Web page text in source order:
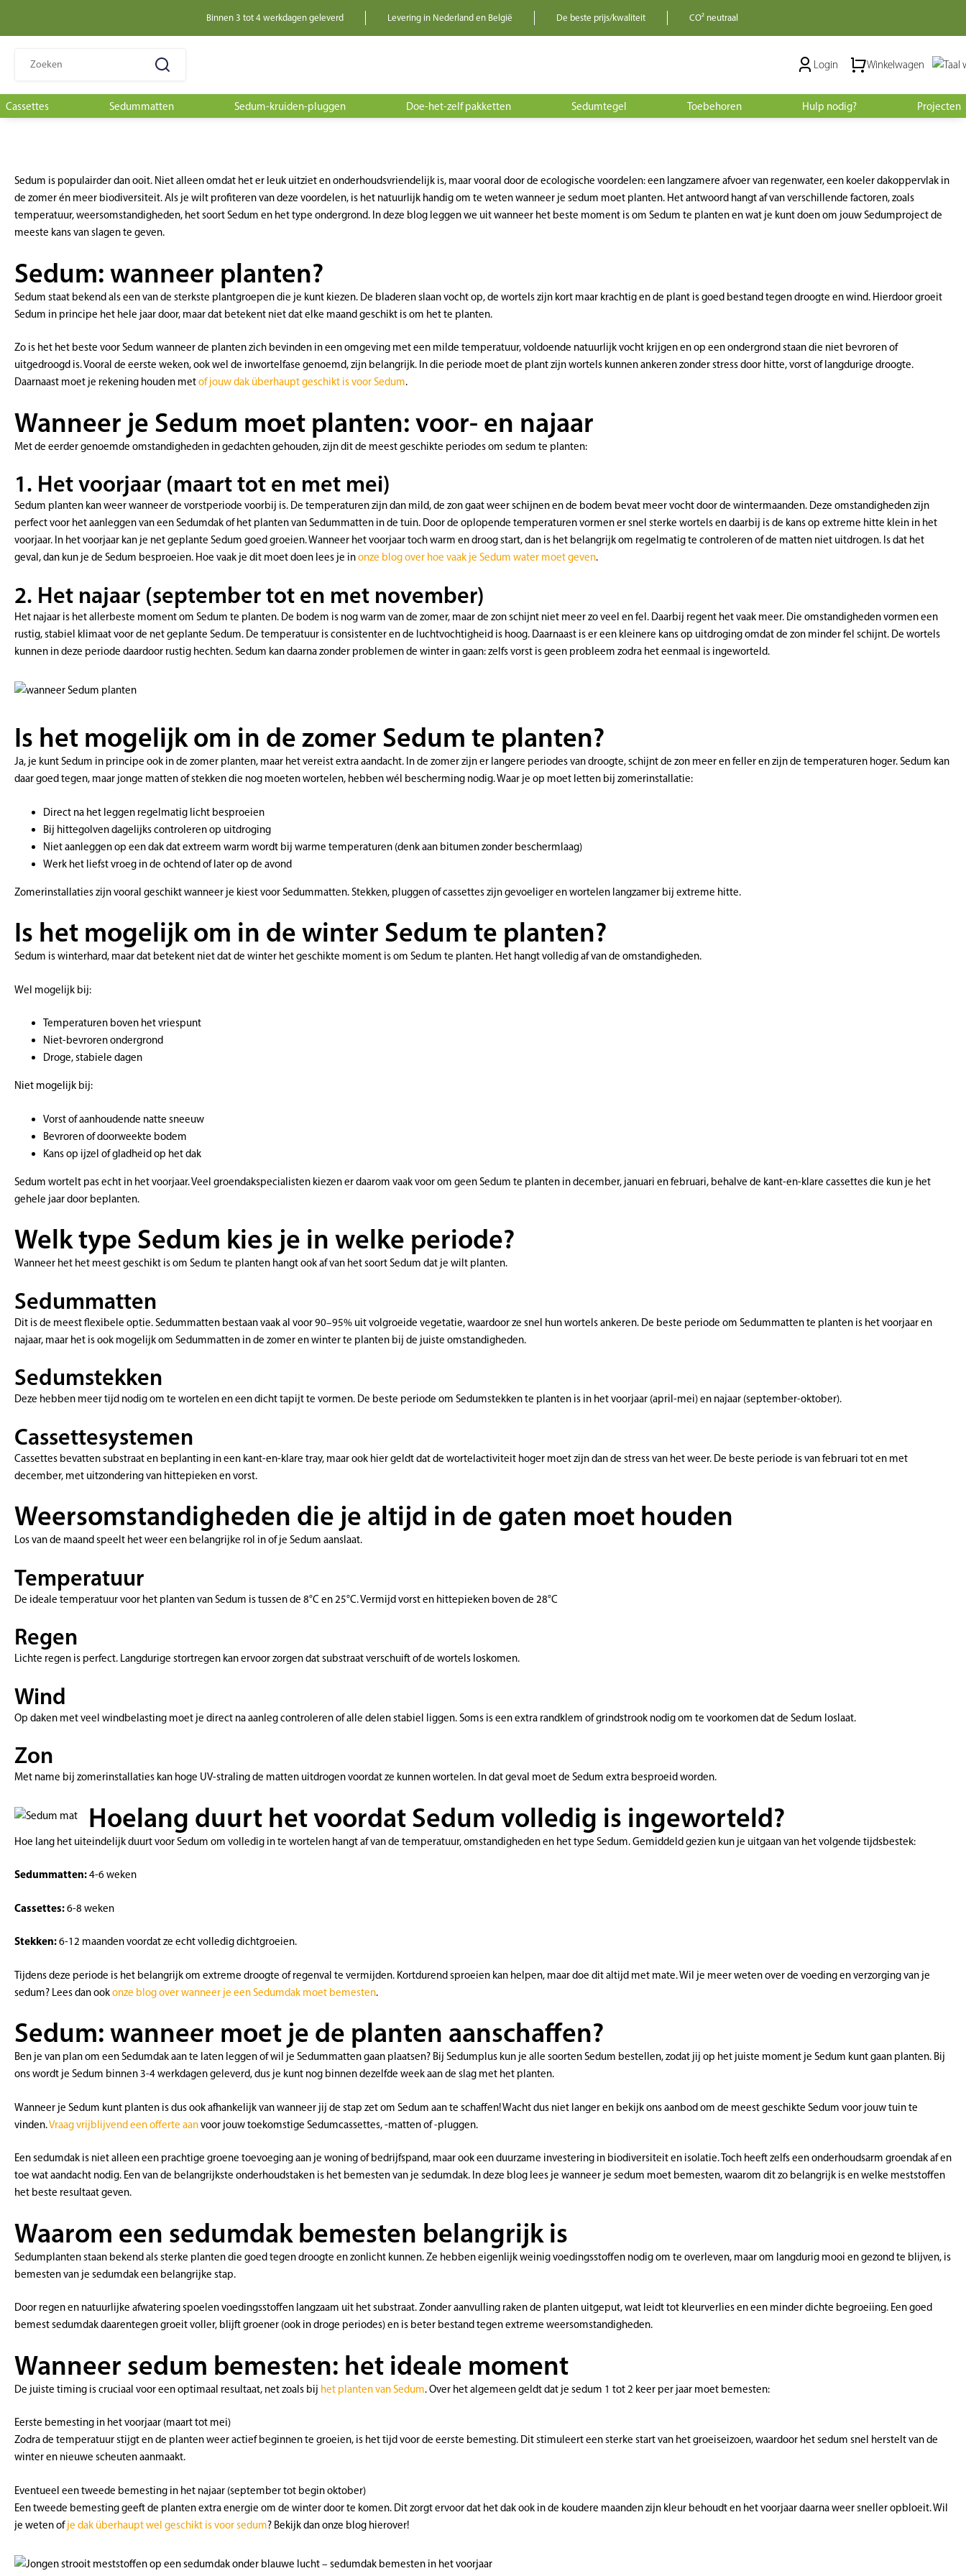
Binnen 3 tot 4 werkdagen geleverd Levering in Nederland en België De beste prijs/kwaliteit CO² neutraal
Login Winkelwagen
Cassettes Sedummatten Sedum-kruiden-pluggen Doe-het-zelf pakketten Sedumtegel Toebehoren Hulp nodig? Projecten
Sedum is populairder dan ooit. Niet alleen omdat het er leuk uitziet en onderhoudsvriendelijk is, maar vooral door de ecologische voordelen: een langzamere afvoer van regenwater, een koeler dakoppervlak in
de zomer én meer biodiversiteit. Als je wilt profiteren van deze voordelen, is het natuurlijk handig om te weten wanneer je sedum moet planten. Het antwoord hangt af van verschillende factoren, zoals
temperatuur, weersomstandigheden, het soort Sedum en het type ondergrond. In deze blog leggen we uit wanneer het beste moment is om Sedum te planten en wat je kunt doen om jouw Sedumproject de
meeste kans van slagen te geven.
Sedum: wanneer planten?
Sedum staat bekend als een van de sterkste plantgroepen die je kunt kiezen. De bladeren slaan vocht op, de wortels zijn kort maar krachtig en de plant is goed bestand tegen droogte en wind. Hierdoor groeit
Sedum in principe het hele jaar door, maar dat betekent niet dat elke maand geschikt is om het te planten.
Zo is het het beste voor Sedum wanneer de planten zich bevinden in een omgeving met een milde temperatuur, voldoende natuurlijk vocht krijgen en op een ondergrond staan die niet bevroren of
uitgedroogd is. Vooral de eerste weken, ook wel de inwortelfase genoemd, zijn belangrijk. In die periode moet de plant zijn wortels kunnen ankeren zonder stress door hitte, vorst of langdurige droogte.
Daarnaast moet je rekening houden metof jouw dak überhaupt geschikt is voor Sedum.
Wanneer je Sedum moet planten: voor- en najaar
Met de eerder genoemde omstandigheden in gedachten gehouden, zijn dit de meest geschikte periodes om sedum te planten:
1. Het voorjaar (maart tot en met mei)
Sedum planten kan weer wanneer de vorstperiode voorbij is. De temperaturen zijn dan mild, de zon gaat weer schijnen en de bodem bevat meer vocht door de wintermaanden. Deze omstandigheden zijn
perfect voor het aanleggen van een Sedumdak of het planten van Sedummatten in de tuin. Door de oplopende temperaturen vormen er snel sterke wortels en daarbij is de kans op extreme hitte klein in het
voorjaar. In het voorjaar kan je net geplante Sedum goed groeien. Wanneer het voorjaar toch warm en droog start, dan is het belangrijk om regelmatig te controleren of de matten niet uitdrogen. Is dat het
geval, dan kun je de Sedum besproeien. Hoe vaak je dit moet doen lees je inonze blog over hoe vaak je Sedum water moet geven.
2. Het najaar (september tot en met november)
Het najaar is het allerbeste moment om Sedum te planten. De bodem is nog warm van de zomer, maar de zon schijnt niet meer zo veel en fel. Daarbij regent het vaak meer. Die omstandigheden vormen een
rustig, stabiel klimaat voor de net geplante Sedum. De temperatuur is consistenter en de luchtvochtigheid is hoog. Daarnaast is er een kleinere kans op uitdroging omdat de zon minder fel schijnt. De wortels
kunnen in deze periode daardoor rustig hechten. Sedum kan daarna zonder problemen de winter in gaan: zelfs vorst is geen probleem zodra het eenmaal is ingeworteld.
Is het mogelijk om in de zomer Sedum te planten?
Ja, je kunt Sedum in principe ook in de zomer planten, maar het vereist extra aandacht. In de zomer zijn er langere periodes van droogte, schijnt de zon meer en feller en zijn de temperaturen hoger. Sedum kan
daar goed tegen, maar jonge matten of stekken die nog moeten wortelen, hebben wél bescherming nodig. Waar je op moet letten bij zomerinstallatie:
Direct na het leggen regelmatig licht besproeien
Bij hittegolven dagelijks controleren op uitdroging
Niet aanleggen op een dak dat extreem warm wordt bij warme temperaturen (denk aan bitumen zonder beschermlaag)
Werk het liefst vroeg in de ochtend of later op de avond
Zomerinstallaties zijn vooral geschikt wanneer je kiest voor Sedummatten. Stekken, pluggen of cassettes zijn gevoeliger en wortelen langzamer bij extreme hitte.
Is het mogelijk om in de winter Sedum te planten?
Sedum is winterhard, maar dat betekent niet dat de winter het geschikte moment is om Sedum te planten. Het hangt volledig af van de omstandigheden.
Wel mogelijk bij:
Temperaturen boven het vriespunt
Niet-bevroren ondergrond
Droge, stabiele dagen
Niet mogelijk bij:
Vorst of aanhoudende natte sneeuw
Bevroren of doorweekte bodem
Kans op ijzel of gladheid op het dak
Sedum wortelt pas echt in het voorjaar. Veel groendakspecialisten kiezen er daarom vaak voor om geen Sedum te planten in december, januari en februari, behalve de kant-en-klare cassettes die kun je het
gehele jaar door beplanten.
Welk type Sedum kies je in welke periode?
Wanneer het het meest geschikt is om Sedum te planten hangt ook af van het soort Sedum dat je wilt planten.
Sedummatten
Dit is de meest flexibele optie. Sedummatten bestaan vaak al voor 90–95% uit volgroeide vegetatie, waardoor ze snel hun wortels ankeren. De beste periode om Sedummatten te planten is het voorjaar en
najaar, maar het is ook mogelijk om Sedummatten in de zomer en winter te planten bij de juiste omstandigheden.
Sedumstekken
Deze hebben meer tijd nodig om te wortelen en een dicht tapijt te vormen. De beste periode om Sedumstekken te planten is in het voorjaar (april-mei) en najaar (september-oktober).
Cassettesystemen
Cassettes bevatten substraat en beplanting in een kant-en-klare tray, maar ook hier geldt dat de wortelactiviteit hoger moet zijn dan de stress van het weer. De beste periode is van februari tot en met
december, met uitzondering van hittepieken en vorst.
Weersomstandigheden die je altijd in de gaten moet houden
Los van de maand speelt het weer een belangrijke rol in of je Sedum aanslaat.
Temperatuur
De ideale temperatuur voor het planten van Sedum is tussen de 8°C en 25°C. Vermijd vorst en hittepieken boven de 28°C
Regen
Lichte regen is perfect. Langdurige stortregen kan ervoor zorgen dat substraat verschuift of de wortels loskomen.
Wind
Op daken met veel windbelasting moet je direct na aanleg controleren of alle delen stabiel liggen. Soms is een extra randklem of grindstrook nodig om te voorkomen dat de Sedum loslaat.
Zon
Met name bij zomerinstallaties kan hoge UV-straling de matten uitdrogen voordat ze kunnen wortelen. In dat geval moet de Sedum extra besproeid worden.
Hoelang duurt het voordat Sedum volledig is ingeworteld?
Hoe lang het uiteindelijk duurt voor Sedum om volledig in te wortelen hangt af van de temperatuur, omstandigheden en het type Sedum. Gemiddeld gezien kun je uitgaan van het volgende tijdsbestek:
Sedummatten:4-6 weken
Cassettes:6-8 weken
Stekken:6-12 maanden voordat ze echt volledig dichtgroeien.
Tijdens deze periode is het belangrijk om extreme droogte of regenval te vermijden. Kortdurend sproeien kan helpen, maar doe dit altijd met mate. Wil je meer weten over de voeding en verzorging van je
sedum? Lees dan ookonze blog over wanneer je een Sedumdak moet bemesten.
Sedum: wanneer moet je de planten aanschaffen?
Ben je van plan om een Sedumdak aan te laten leggen of wil je Sedummatten gaan plaatsen? Bij Sedumplus kun je alle soorten Sedum bestellen, zodat jij op het juiste moment je Sedum kunt gaan planten. Bij
ons wordt je Sedum binnen 3-4 werkdagen geleverd, dus je kunt nog binnen dezelfde week aan de slag met het planten.
Wanneer je Sedum kunt planten is dus ook afhankelijk van wanneer jij de stap zet om Sedum aan te schaffen! Wacht dus niet langer en bekijk ons aanbod om de meest geschikte Sedum voor jouw tuin te
vinden.Vraag vrijblijvend een offerte aanvoor jouw toekomstige Sedumcassettes, -matten of -pluggen.
Een sedumdak is niet alleen een prachtige groene toevoeging aan je woning of bedrijfspand, maar ook een duurzame investering in biodiversiteit en isolatie. Toch heeft zelfs een onderhoudsarm groendak af en
toe wat aandacht nodig. Een van de belangrijkste onderhoudstaken is het bemesten van je sedumdak. In deze blog lees je wanneer je sedum moet bemesten, waarom dit zo belangrijk is en welke meststoffen
het beste resultaat geven.
Waarom een sedumdak bemesten belangrijk is
Sedumplanten staan bekend als sterke planten die goed tegen droogte en zonlicht kunnen. Ze hebben eigenlijk weinig voedingsstoffen nodig om te overleven, maar om langdurig mooi en gezond te blijven, is
bemesten van je sedumdak een belangrijke stap.
Door regen en natuurlijke afwatering spoelen voedingsstoffen langzaam uit het substraat. Zonder aanvulling raken de planten uitgeput, wat leidt tot kleurverlies en een minder dichte begroeiing. Een goed
bemest sedumdak daarentegen groeit voller, blijft groener (ook in droge periodes) en is beter bestand tegen extreme weersomstandigheden.
Wanneer sedum bemesten: het ideale moment
De juiste timing is cruciaal voor een optimaal resultaat, net zoals bij het planten van Sedum. Over het algemeen geldt dat je sedum 1 tot 2 keer per jaar moet bemesten:
Eerste bemesting in het voorjaar (maart tot mei)
Zodra de temperatuur stijgt en de planten weer actief beginnen te groeien, is het tijd voor de eerste bemesting. Dit stimuleert een sterke start van het groeiseizoen, waardoor het sedum snel herstelt van de
winter en nieuwe scheuten aanmaakt.
Eventueel een tweede bemesting in het najaar (september tot begin oktober)
Een tweede bemesting geeft de planten extra energie om de winter door te komen. Dit zorgt ervoor dat het dak ook in de koudere maanden zijn kleur behoudt en het voorjaar daarna weer sneller opbloeit. Wil
je weten ofje dak überhaupt wel geschikt is voor sedum? Bekijk dan onze blog hierover!